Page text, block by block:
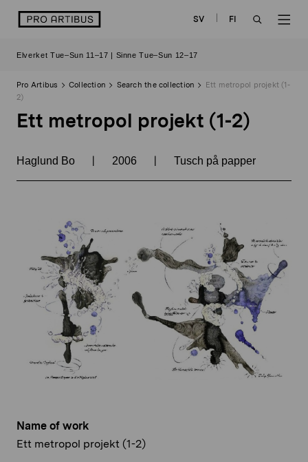
logo SV
FI
Elverket Tue–Sun 11–17 | Sinne Tue–Sun 12–17
Pro Artibus Collection Search the collection
Ett metropol projekt (1-
2)
Ett metropol projekt (1-2)
Haglund Bo | 2006 | Tusch på papper
Name of work
Ett metropol projekt (1-2)